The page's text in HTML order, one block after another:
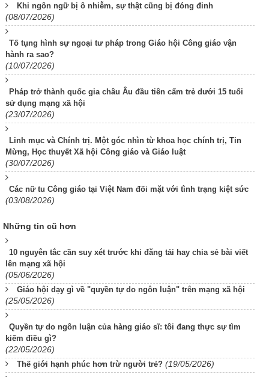
Khi ngôn ngữ bị ô nhiễm, sự thật cũng bị đóng đinh
(08/07/2026)
Tố tụng hình sự ngoại tư pháp trong Giáo hội Công giáo vận
hành ra sao?
(10/07/2026)
Pháp trở thành quốc gia châu Âu đầu tiên cấm trẻ dưới 15 tuổi
sử dụng mạng xã hội
(23/07/2026)
Linh mục và Chính trị. Một góc nhìn từ khoa học chính trị, Tin
Mừng, Học thuyết Xã hội Công giáo và Giáo luật
(30/07/2026)
Các nữ tu Công giáo tại Việt Nam đối mặt với tình trạng kiệt sức
(03/08/2026)
Những tin cũ hơn
10 nguyên tắc cần suy xét trước khi đăng tải hay chia sẻ bài viết
lên mạng xã hội
(05/06/2026)
Giáo hội dạy gì về "quyền tự do ngôn luận" trên mạng xã hội
(25/05/2026)
Quyền tự do ngôn luận của hàng giáo sĩ: tôi đang thực sự tìm
kiếm điều gì?
(22/05/2026)
Thế giới hạnh phúc hơn trừ người trẻ? (19/05/2026)